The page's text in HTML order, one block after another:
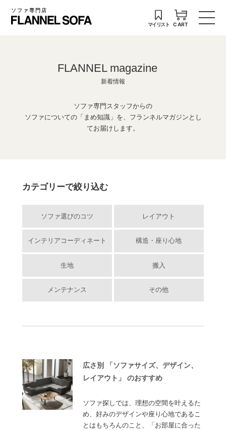
ソファ専門店
マイリスト CART
FLANNEL magazine
新着情報
ソファ専門スタッフからの
ソファについての「まめ知識」を、フランネルマガジンとし
てお届けします。
カテゴリーで絞り込む
ソファ選びのコツ レイアウト
インテリアコーディネート 構造・座り心地
生地 搬入
メンテナンス その他
広さ別 「ソファサイズ、デザイン、
レイアウト」 のおすすめ
ソファ探しでは、理想の空間を叶えるた
め、好みのデザインや座り心地であるこ
とはもちろんのこと、「お部屋に合った